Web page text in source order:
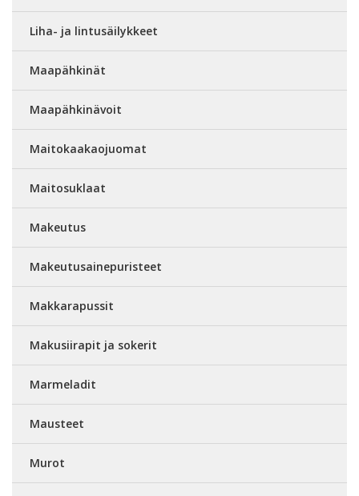
Liha- ja lintusäilykkeet
Maapähkinät
Maapähkinävoit
Maitokaakaojuomat
Maitosuklaat
Makeutus
Makeutusainepuristeet
Makkarapussit
Makusiirapit ja sokerit
Marmeladit
Mausteet
Murot